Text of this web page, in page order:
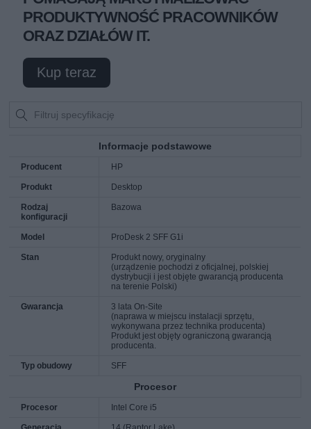
PRODUKTYWNOŚĆ PRACOWNIKÓW
ORAZ DZIAŁÓW IT.
Kup teraz
Informacje podstawowe
Producent HP
Produkt Desktop
Rodzaj
konfiguracji
Bazowa
Model ProDesk 2 SFF G1i
Stan
Produkt nowy, oryginalny
(urządzenie pochodzi z oficjalnej, polskiej
dystrybucji i jest objęte gwarancją producenta
na terenie Polski)
Gwarancja
3 lata On-Site
(naprawa w miejscu instalacji sprzętu,
wykonywana przez technika producenta)
Produkt jest objęty ograniczoną gwarancją
producenta.
Typ obudowy SFF
Procesor
Procesor Intel Core i5